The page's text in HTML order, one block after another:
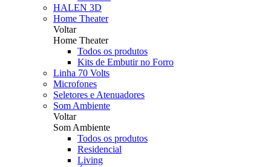
HALEN 3D
Home Theater
Voltar
Home Theater
Todos os produtos
Kits de Embutir no Forro
Linha 70 Volts
Microfones
Seletores e Atenuadores
Som Ambiente
Voltar
Som Ambiente
Todos os produtos
Residencial
Living